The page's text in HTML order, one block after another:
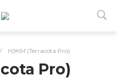
/ НЗКМ (Terracota Pro)
Pro)